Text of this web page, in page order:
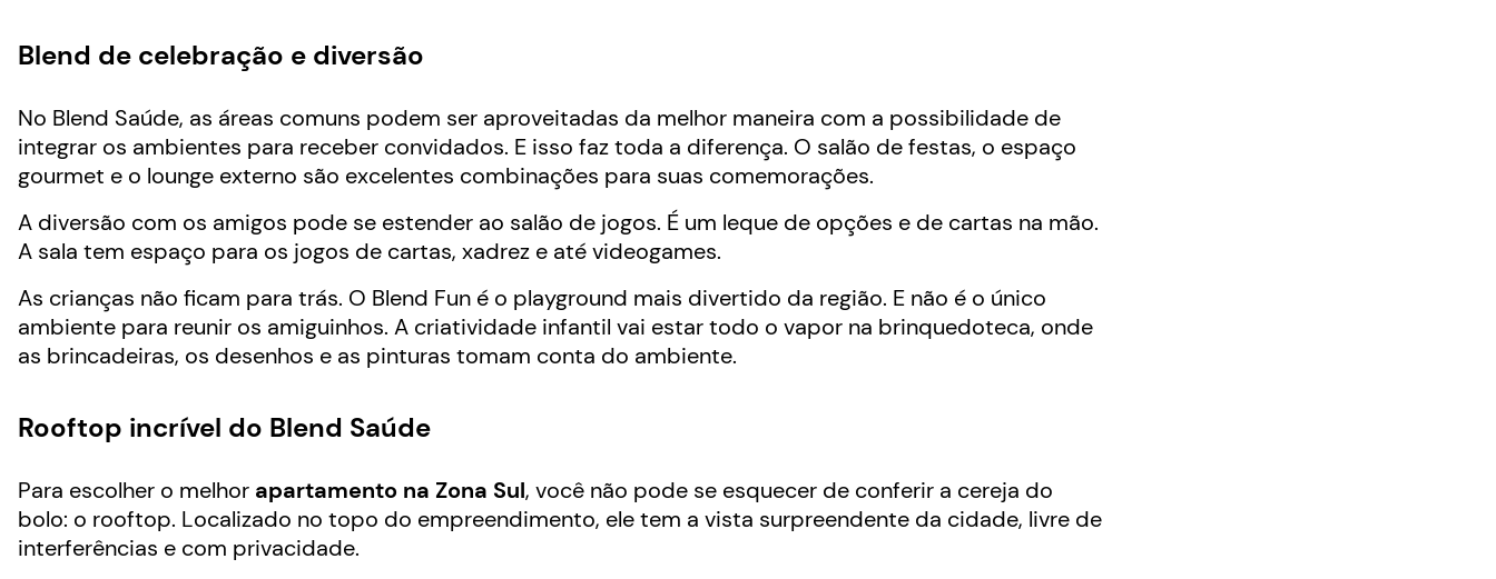
Blend de celebração e diversão
No Blend Saúde, as áreas comuns podem ser aproveitadas da melhor maneira com a possibilidade de
integrar os ambientes para receber convidados. E isso faz toda a diferença. O salão de festas, o espaço
gourmet e o lounge externo são excelentes combinações para suas comemorações.
A diversão com os amigos pode se estender ao salão de jogos. É um leque de opções e de cartas na mão.
A sala tem espaço para os jogos de cartas, xadrez e até videogames.
As crianças não ficam para trás. O Blend Fun é o playground mais divertido da região. E não é o único
ambiente para reunir os amiguinhos. A criatividade infantil vai estar todo o vapor na brinquedoteca, onde
as brincadeiras, os desenhos e as pinturas tomam conta do ambiente.
Rooftop incrível do Blend Saúde
Para escolher o melhor apartamento na Zona Sul, você não pode se esquecer de conferir a cereja do
bolo: o rooftop. Localizado no topo do empreendimento, ele tem a vista surpreendente da cidade, livre de
interferências e com privacidade.